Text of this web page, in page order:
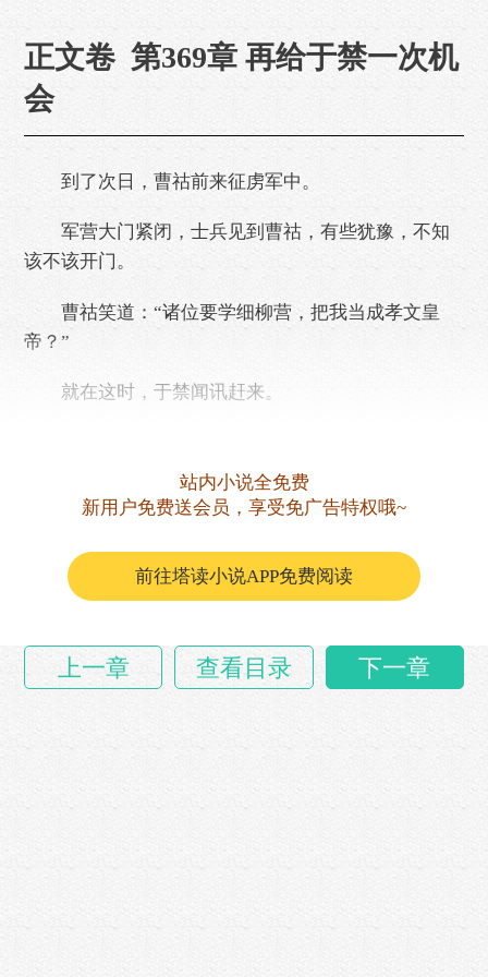
正文卷 第369章 再给于禁一次机
会
到了次日，曹祜前来征虏军中。
军营大门紧闭，士兵见到曹祜，有些犹豫，不知
该不该开门。
曹祜笑道：“诸位要学细柳营，把我当成孝文皇
帝？”
就在这时，于禁闻讯赶来。
夫，你的军队，也不是细柳营’，看来你是没记住
于禁心中一紧，连忙请罪。
曹祜也没说……
站内小说全免费
新用户免费送会员，享受免广告特权哦~
前往塔读小说APP免费阅读
上一章 查看目录 下一章